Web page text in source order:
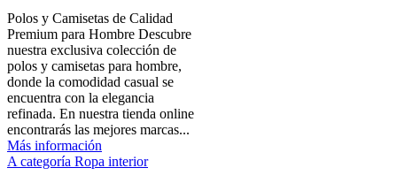
Polos y Camisetas de Calidad
Premium para Hombre Descubre
nuestra exclusiva colección de
polos y camisetas para hombre,
donde la comodidad casual se
encuentra con la elegancia
refinada. En nuestra tienda online
encontrarás las mejores marcas...
Más información
A categoría Ropa interior